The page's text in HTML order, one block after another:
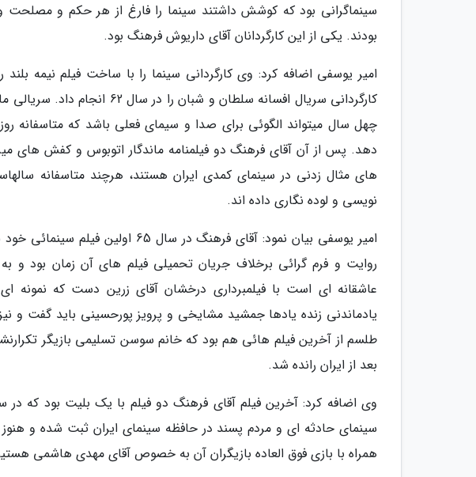
سینماگرانی بود که کوشش داشتند سینما را فارغ از هر حکم و مصلحت
بودند. یکی از این کارگردانان آقای داریوش فرهنگ بود.
کارگردانی سریال افسانه سلطان
چهل سال میتواند الگوئی برای صدا و سیمای فعلی باشد که متاسفانه
های مثال زدنی در سینمای کمدی ایران هستند، هرچند متاسفانه
نویسی و لوده نگاری داده اند.
امیر یوسفی بیان نمود: آقای فرهنگ در
روایت و فرم گرائی برخلاف جریان تحمیلی فیلم های آن زمان بود
عاشقانه ای است با فیلمبرداری درخشان آقای زرین دست که نمونه
یادماندنی زنده یادها جمشید مشایخی و پرویز پورحسینی باید گفت و
طلسم از آخرین فیلم هائی هم بود که خانم سوسن تسلیمی بازیگر
بعد از ایران رانده شد.
سینمای حادثه ای و مردم پسند در حافظه سینمای ایران ثبت شده و هنوز
همراه با بازی فوق العاده بازیگران آن به خصوص آقای مهدی هاشمی